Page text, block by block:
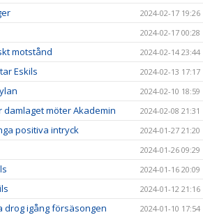
2024-02-17 19:26
2024-02-17 00:28
motstånd 2024-02-14 23:44
Eskils 2024-02-13 17:17
2024-02-10 18:59
möter Akademin 2024-02-08 21:31
positiva intryck 2024-01-27 21:20
2024-01-26 09:29
2024-01-16 20:09
2024-01-12 21:16
drog igång försäsongen 2024-01-10 17:54